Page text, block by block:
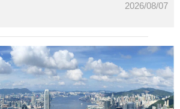
2026/08/07